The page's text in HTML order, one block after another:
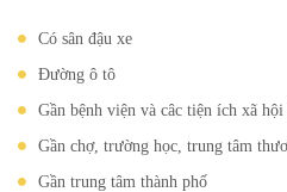
Có sân đậu xe
Đường ô tô
Gần bệnh viện và câc tiện ích xã hội
Gần chợ, trường học, trung tâm
Gần trung tâm thành phố